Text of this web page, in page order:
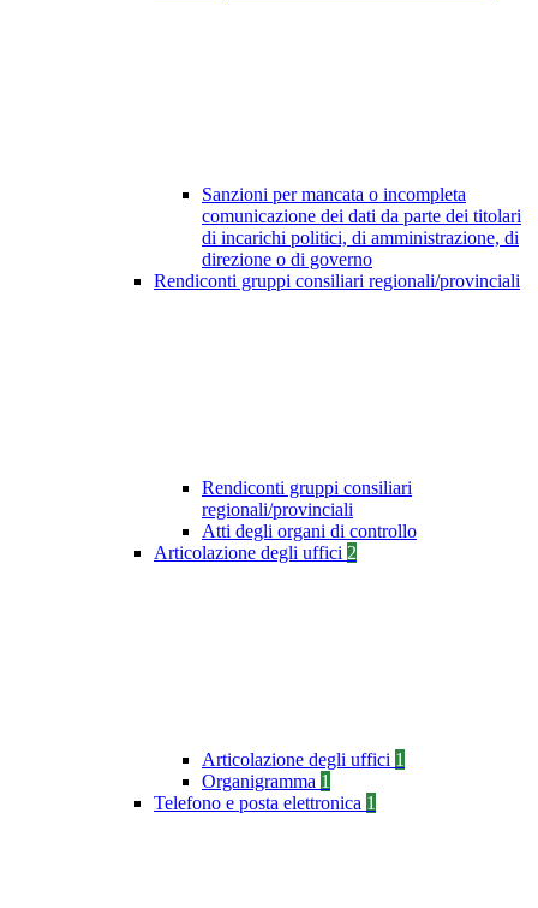
Sanzioni per mancata o incompleta
comunicazione dei dati da parte dei titolari
di incarichi politici, di amministrazione, di
direzione o di governo
Rendiconti gruppi consiliari regionali/provinciali
Rendiconti gruppi consiliari
regionali/provinciali
Atti degli organi di controllo
Articolazione degli uffici 2
Articolazione degli uffici 1
Organigramma 1
Telefono e posta elettronica 1